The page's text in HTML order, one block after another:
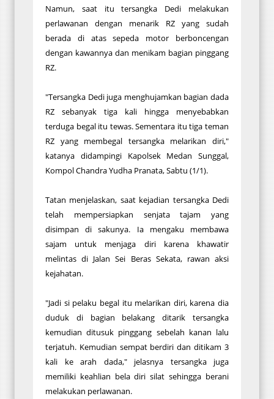
Namun, saat itu tersangka Dedi melakukan
perlawanan dengan menarik RZ yang sudah
berada di atas sepeda motor berboncengan
dengan kawannya dan menikam bagian pinggang
RZ.
"Tersangka Dedi juga menghujamkan bagian dada
RZ sebanyak tiga kali hingga menyebabkan
terduga begal itu tewas. Sementara itu tiga teman
RZ yang membegal tersangka melarikan diri,"
katanya didampingi Kapolsek Medan Sunggal,
Kompol Chandra Yudha Pranata, Sabtu (1/1).
Tatan menjelaskan, saat kejadian tersangka Dedi
telah mempersiapkan senjata tajam yang
disimpan di sakunya. Ia mengaku membawa
sajam untuk menjaga diri karena khawatir
melintas di Jalan Sei Beras Sekata, rawan aksi
kejahatan.
"Jadi si pelaku begal itu melarikan diri, karena dia
duduk di bagian belakang ditarik tersangka
kemudian ditusuk pinggang sebelah kanan lalu
terjatuh. Kemudian sempat berdiri dan ditikam 3
kali ke arah dada," jelasnya tersangka juga
memiliki keahlian bela diri silat sehingga berani
melakukan perlawanan.